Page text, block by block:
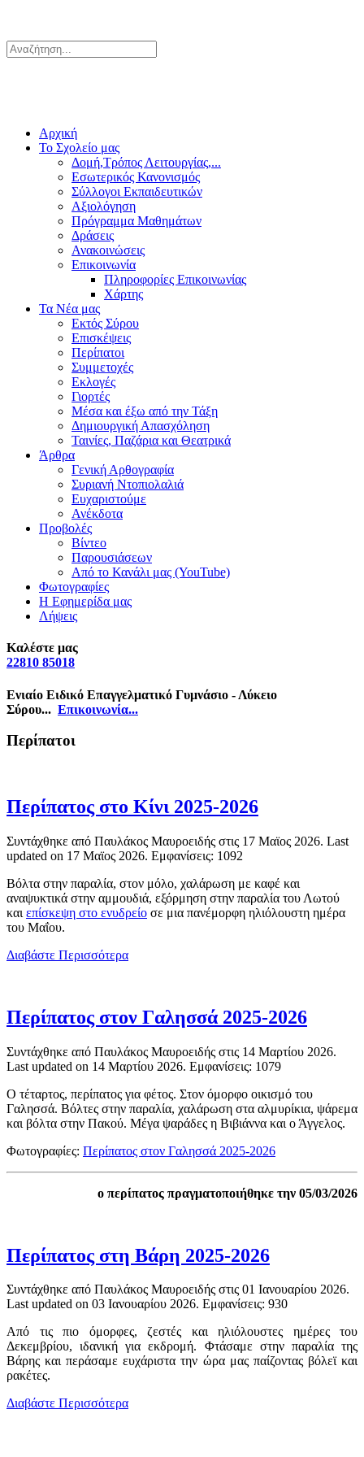
Αρχική
Το Σχολείο μας
Δομή,Τρόπος Λειτουργίας,...
Εσωτερικός Κανονισμός
Σύλλογοι Εκπαιδευτικών
Αξιολόγηση
Πρόγραμμα Μαθημάτων
Δράσεις
Ανακοινώσεις
Επικοινωνία
Πληροφορίες Επικοινωνίας
Χάρτης
Τα Νέα μας
Εκτός Σύρου
Επισκέψεις
Περίπατοι
Συμμετοχές
Εκλογές
Γιορτές
Μέσα και έξω από την Τάξη
Δημιουργική Απασχόληση
Ταινίες, Παζάρια και Θεατρικά
Άρθρα
Γενική Αρθογραφία
Συριανή Ντοπιολαλιά
Ευχαριστούμε
Ανέκδοτα
Προβολές
Βίντεο
Παρουσιάσεων
Από το Κανάλι μας (YouTube)
Φωτογραφίες
Η Εφημερίδα μας
Λήψεις
Καλέστε μας
22810 85018
Ενιαίο Ειδικό Επαγγελματικό Γυμνάσιο - Λύκειο
Σύρου... Επικοινωνία...
Περίπατοι
Περίπατος στο Κίνι 2025-2026
Συντάχθηκε από Παυλάκος Μαυροειδής στις 17 Μαϊος 2026. Last
updated on 17 Μαϊος 2026. Εμφανίσεις: 1092
Βόλτα στην παραλία, στον μόλο, χαλάρωση με καφέ και
αναψυκτικά στην αμμουδιά, εξόρμηση στην παραλία του Λωτού
και επίσκεψη στο ενυδρείο σε μια πανέμορφη ηλιόλουστη ημέρα
του Μαΐου.
Διαβάστε Περισσότερα
Περίπατος στον Γαλησσά 2025-2026
Συντάχθηκε από Παυλάκος Μαυροειδής στις 14 Μαρτίου 2026.
Last updated on 14 Μαρτίου 2026. Εμφανίσεις: 1079
Ο τέταρτος, περίπατος για φέτος. Στον όμορφο οικισμό του
Γαλησσά. Βόλτες στην παραλία, χαλάρωση στα αλμυρίκια, ψάρεμα
και βόλτα στην Πακού. Μέγα ψαράδες η Βιβιάννα και ο Άγγελος.
Φωτογραφίες: Περίπατος στον Γαλησσά 2025-2026
ο περίπατος πραγματοποιήθηκε την 05/03/2026
Περίπατος στη Βάρη 2025-2026
Συντάχθηκε από Παυλάκος Μαυροειδής στις 01 Ιανουαρίου 2026.
Last updated on 03 Ιανουαρίου 2026. Εμφανίσεις: 930
Από τις πιο όμορφες, ζεστές και ηλιόλουστες ημέρες του
Δεκεμβρίου, ιδανική για εκδρομή. Φτάσαμε στην παραλία της
Βάρης και περάσαμε ευχάριστα την ώρα μας παίζοντας βόλεϊ και
ρακέτες.
Διαβάστε Περισσότερα